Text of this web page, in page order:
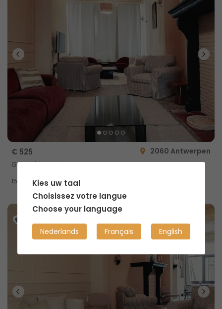
€ 525
2060 Antwerpen
Gedeelde woning
15m
Kies uw taal
Choisissez votre langue
Choose your language
Nederlands Français English